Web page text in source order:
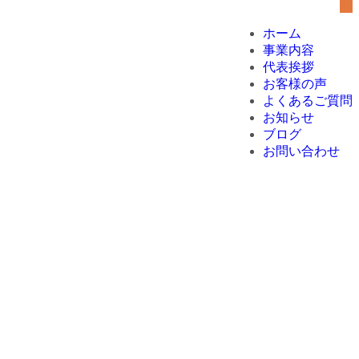
ホーム
事業内容
代表挨拶
お客様の声
よくあるご質問
お知らせ
ブログ
お問い合わせ